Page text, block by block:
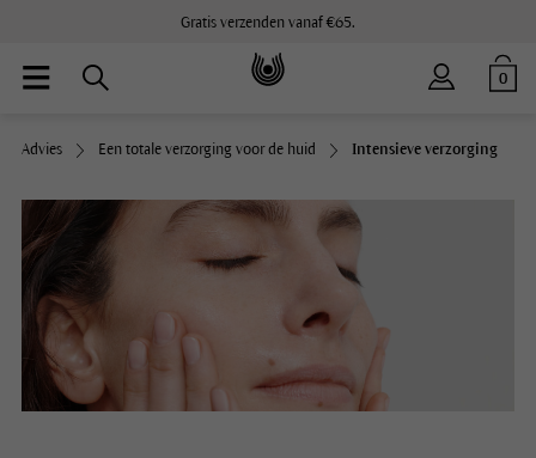
Gratis verzenden vanaf €65.
0
Advies Een totale verzorging voor de huid Intensieve verzorging